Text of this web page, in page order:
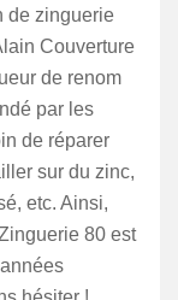
de zinguerie
Couverture
de renom
par les
de réparer
sur du zinc,
etc. Ainsi,
80 est